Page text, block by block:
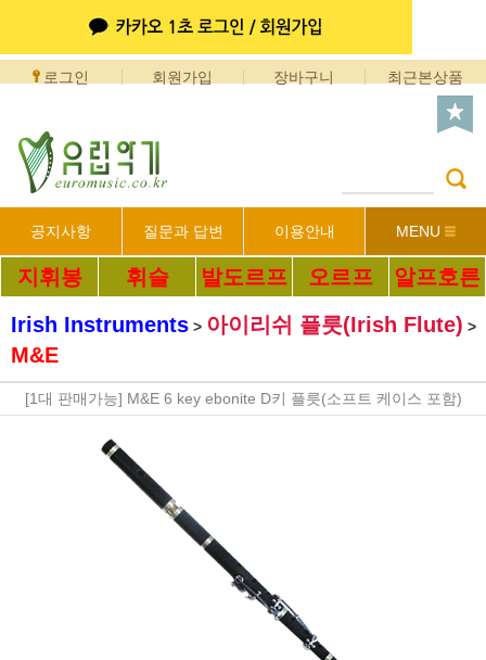
로그인 회원가입 장바구니 최근본상품
공지사항 질문과 답변 이용안내 MENU
지휘봉 휘슬 발도르프 오르프
알프호른
Irish Instruments > 아이리쉬 플릇(Irish Flute) >
M&E
[1대 판매가능] M&E 6 key ebonite D키 플릇(소프트 케이스 포함)